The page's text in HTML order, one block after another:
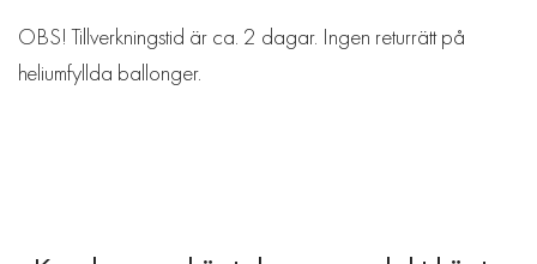
OBS! Tillverkningstid är ca. 2 dagar. Ingen returrätt på
heliumfyllda ballonger.